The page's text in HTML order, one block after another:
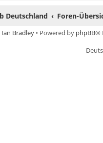
Deutschland Foren-
Ian Bradley • Powered by phpBB®